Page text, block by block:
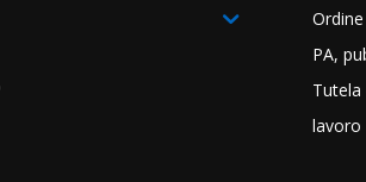
PA,
Tutela
lavoro